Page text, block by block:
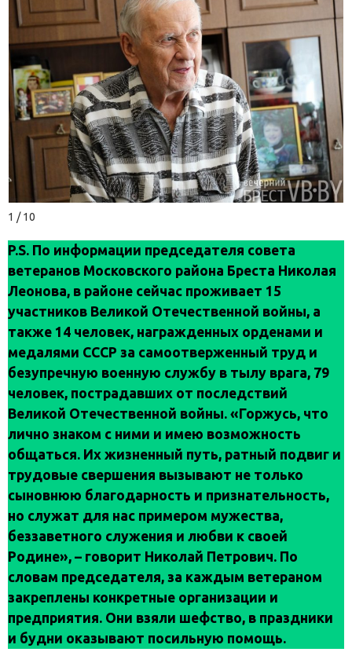
1 / 10
P.S. По информации председателя совета
ветеранов Московского района Бреста Николая
Леонова, в районе сейчас проживает 15
участников Великой Отечественной войны, а
также 14 человек, награжденных орденами и
медалями СССР за самоотверженный труд и
безупречную военную службу в тылу врага, 79
человек, пострадавших от последствий
Великой Отечественной войны. «Горжусь, что
лично знаком с ними и имею возможность
общаться. Их жизненный путь, ратный подвиг и
трудовые свершения вызывают не только
сыновнюю благодарность и признательность,
но служат для нас примером мужества,
беззаветного служения и любви к своей
Родине», – говорит Николай Петрович. По
словам председателя, за каждым ветераном
закреплены конкретные организации и
предприятия. Они взяли шефство, в праздники
и будни оказывают посильную помощь.